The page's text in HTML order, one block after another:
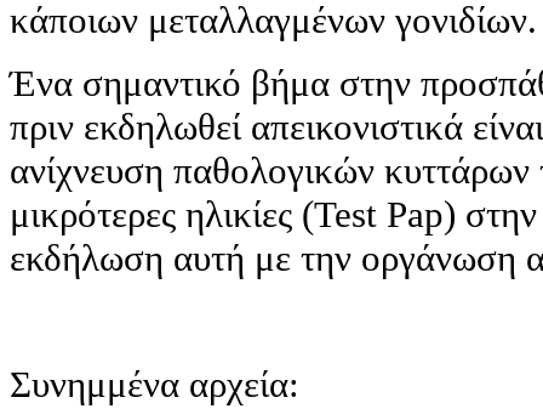
κάποιων μεταλλαγμένων γονιδίων.
Ένα σημαντικό βήμα στην
πριν εκδηλωθεί απεικονιστικά
ανίχνευση παθολογικών κυττάρων
μικρότερες ηλικίες (Test Pap)
εκδήλωση αυτή με την
Συνημμένα αρχεία: